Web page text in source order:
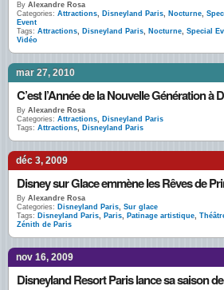
By Alexandre Rosa
Categories: Attractions, Disneyland Paris, Nocturne,
Event
Tags: Attractions, Disneyland Paris, Nocturne, Special
Vidéo
mar 27, 2010
C’est l’Année de la Nouvelle Génération à
By Alexandre Rosa
Categories: Attractions, Disneyland Paris
Tags: Attractions, Disneyland Paris
déc 3, 2009
By Alexandre Rosa
Categories: Disneyland Paris, Sur glace
Tags: Disneyland Paris, Paris, Patinage artistique,
Zénith de Paris
nov 16, 2009